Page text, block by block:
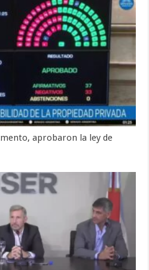
aprobaron la ley de